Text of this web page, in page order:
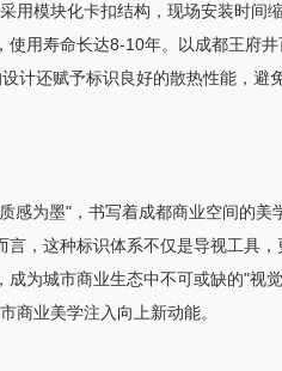
模块化卡扣结构，现场安装时间
用寿命长达8-10年。以成都王府
还赋予标识良好的散热性能，避
为墨"，书写着成都商业空间的
，这种标识体系不仅是导视工
为城市商业生态中不可或缺的"视
商业美学注入向上新动能。